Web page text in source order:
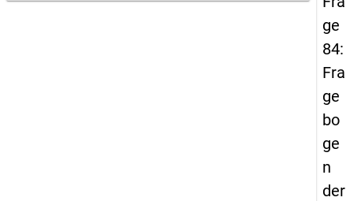
ge
84:
Fra
ge
bo
ge
n
der